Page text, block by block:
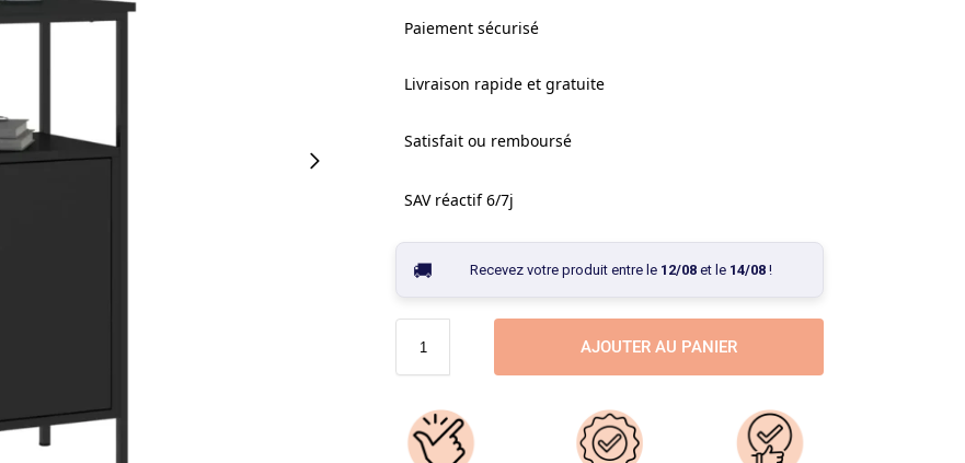
Paiement sécurisé
Livraison rapide et gratuite
Satisfait ou remboursé
SAV réactif 6/7j
Recevez votre produit entre le 12/08et le 14/08!
AJOUTER AU PANIER